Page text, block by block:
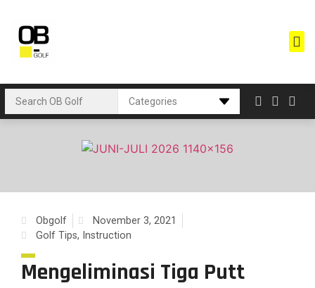
Obgolf
November 3, 2021
Golf Tips, Instruction
Mengeliminasi Tiga Putt